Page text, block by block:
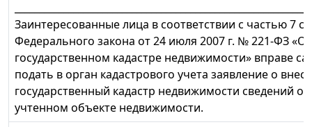
Заинтересованные лица в соответствии с частью 7
Федерального закона от 24 июля 2007 г. № 221-ФЗ «О
государственном кадастре недвижимости» вправе
подать в орган кадастрового учета заявление о
государственный кадастр недвижимости сведений о
учтенном объекте недвижимости.